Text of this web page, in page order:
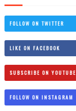
FOLLOW ON TWITTER
LIKE ON FACEBOOK
SUBSCRIBE ON YOUTUBE
FOLLOW ON INSTAGRAM